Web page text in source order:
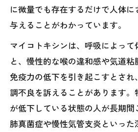
に微量でも存在するだけで人体
与えることがわかっています。
マイコトキシンは、呼吸によって
と、慢性的な喉の違和感や気道
免疫力の低下を引き起こすとさ
調不良を訴えることがあります。
が低下している状態の人が長期間
肺真菌症や慢性気管支炎といっ